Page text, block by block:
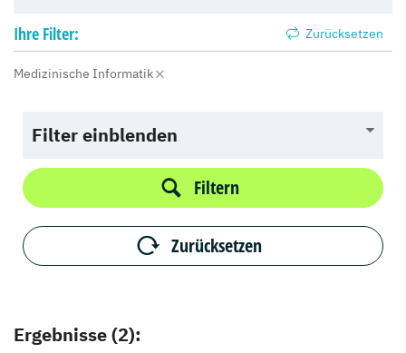
Ihre Filter: Zurücksetzen
Medizinische Informatik
Filter einblenden
Filtern
Zurücksetzen
Ergebnisse (2):